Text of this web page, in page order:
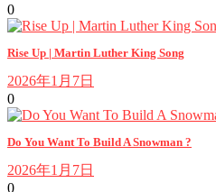
0
Rise Up | Martin Luther King Song
2026年1月7日
0
Do You Want To Build A Snowman ?
2026年1月7日
0